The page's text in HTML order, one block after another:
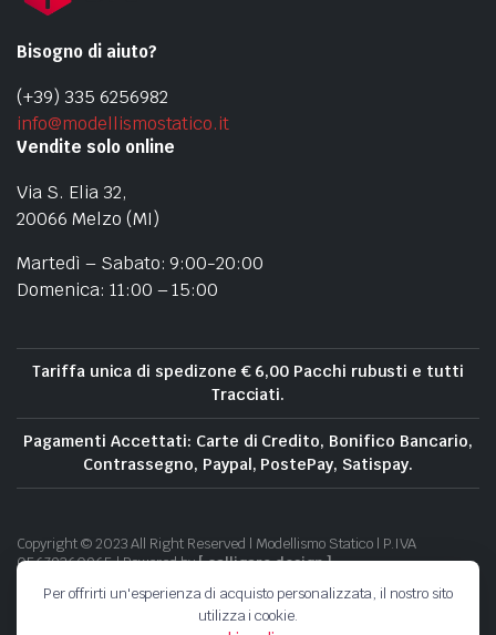
Bisogno di aiuto?
(+39) 335 6256982
info@modellismostatico.it
Vendite solo online
Via S. Elia 32,
20066 Melzo (MI)
Martedì – Sabato: 9:00-20:00
Domenica: 11:00 – 15:00
Tariffa unica di spedizone € 6,00 Pacchi rubusti e tutti
Tracciati.
Pagamenti Accettati: Carte di Credito, Bonifico Bancario,
Contrassegno, Paypal, PostePay, Satispay.
Copyright © 2023 All Right Reserved | Modellismo Statico | P.IVA
05679360965 | Powered by[ calligaro design ]
Per offrirti un'esperienza di acquisto personalizzata, il nostro sito
utilizza i cookie.